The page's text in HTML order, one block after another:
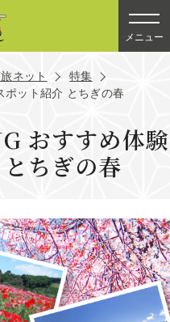
メニュー
ネット
特集
ット紹介 とちぎの春
おすすめ体験
ちぎの春